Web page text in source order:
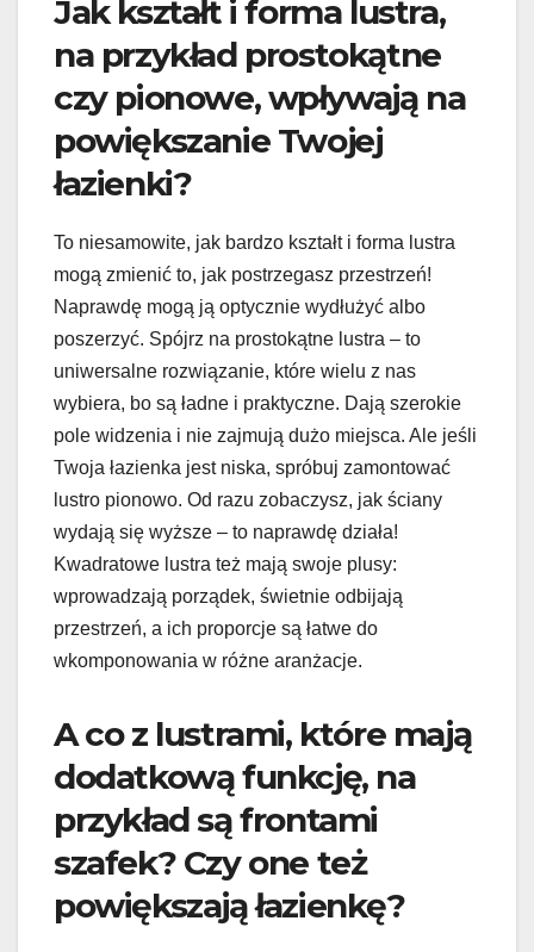
Jak kształt i forma lustra,
na przykład prostokątne
czy pionowe, wpływają na
powiększanie Twojej
łazienki?
To niesamowite, jak bardzo kształt i forma lustra
mogą zmienić to, jak postrzegasz przestrzeń!
Naprawdę mogą ją optycznie wydłużyć albo
poszerzyć. Spójrz na prostokątne lustra – to
uniwersalne rozwiązanie, które wielu z nas
wybiera, bo są ładne i praktyczne. Dają szerokie
pole widzenia i nie zajmują dużo miejsca. Ale jeśli
Twoja łazienka jest niska, spróbuj zamontować
lustro pionowo. Od razu zobaczysz, jak ściany
wydają się wyższe – to naprawdę działa!
Kwadratowe lustra też mają swoje plusy:
wprowadzają porządek, świetnie odbijają
przestrzeń, a ich proporcje są łatwe do
wkomponowania w różne aranżacje.
A co z lustrami, które mają
dodatkową funkcję, na
przykład są frontami
szafek? Czy one też
powiększają łazienkę?